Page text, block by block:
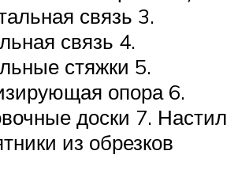
связь 3.
связь 4.
стяжки 5.
опора 6.
доски 7. Настил
из обрезков